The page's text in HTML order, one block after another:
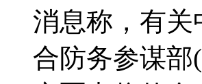
消息称，有
合防务参谋部